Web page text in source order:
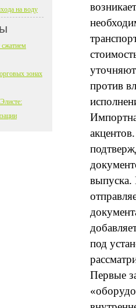
против
выпуска.
под
Первые
на воду
сжатием
зонах